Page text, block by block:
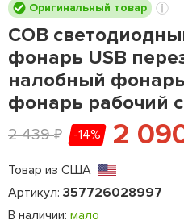
Оригинальный товар
COB
фонарь USB
налобный
фонарь рабочий
2 439₽ -14% 2
Товар из США
Артикул: 357726028997
В наличии: мало